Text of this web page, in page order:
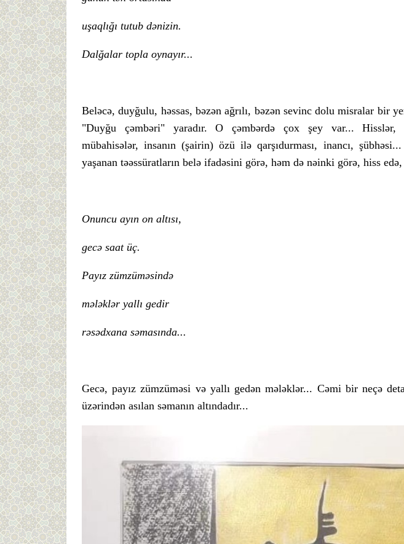
uşaqlığı tutub dənizin.
Dalğalar topla oynayır...
Beləcə, duyğulu, həssas, bəzən ağrılı, bəzən sevinc dolu misralar bir
"Duyğu çəmbəri" yaradır. O çəmbərdə çox şey var... Hisslər,
mübahisələr, insanın (şairin) özü ilə qarşıdurması, inancı,
yaşanan təəssüratların belə ifadəsini görə, həm də nəinki görə, hiss
Onuncu ayın on altısı,
gecə saat üç.
Payız zümzüməsində
mələklər yallı gedir
rəsədxana səmasında...
Gecə, payız zümzüməsi və yallı gedən mələklər... Cəmi bir neçə
üzərindən asılan səmanın altındadır...